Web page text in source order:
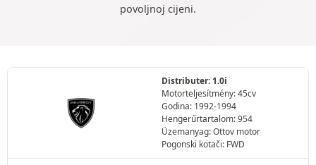
povoljnoj cijeni.
Distributer: 1.0i
Motorteljesítmény: 45cv
Godina: 1992-1994
Hengerűrtartalom: 954
Üzemanyag: Ottov motor
Pogonski kotači: FWD